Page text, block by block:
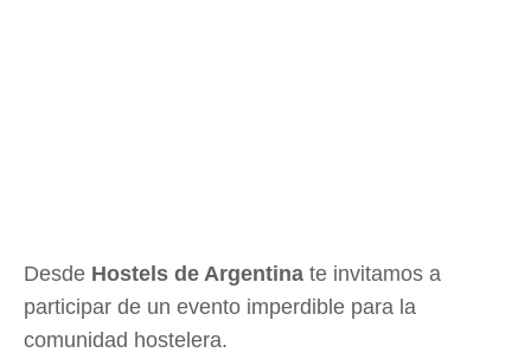
Desde Hostels de Argentina te invitamos a
participar de un evento imperdible para la
comunidad hostelera.